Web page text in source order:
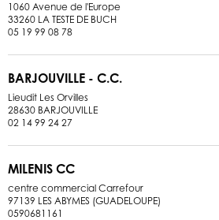
1060 Avenue de l'Europe
33260 LA TESTE DE BUCH
05 19 99 08 78
BARJOUVILLE - C.C.
Lieudit Les Orvilles
28630 BARJOUVILLE
02 14 99 24 27
MILENIS CC
centre commercial Carrefour
97139 LES ABYMES (GUADELOUPE)
0590681161